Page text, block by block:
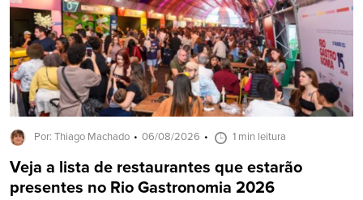
Por: Thiago Machado 06/08/2026 1 min leitura
Veja a lista de restaurantes que estarão
presentes no Rio Gastronomia 2026